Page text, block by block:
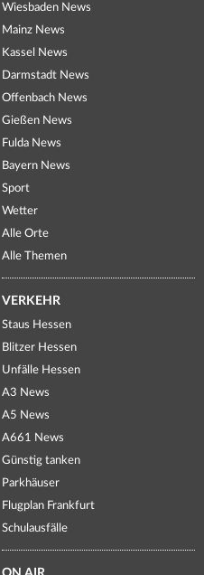
Wiesbaden News
Mainz News
Kassel News
Darmstadt News
Offenbach News
Gießen News
Fulda News
Bayern News
Sport
Wetter
Alle Orte
Alle Themen
VERKEHR
Staus Hessen
Blitzer Hessen
Unfälle Hessen
A3 News
A5 News
A661 News
Günstig tanken
Parkhäuser
Flugplan Frankfurt
Schulausfälle